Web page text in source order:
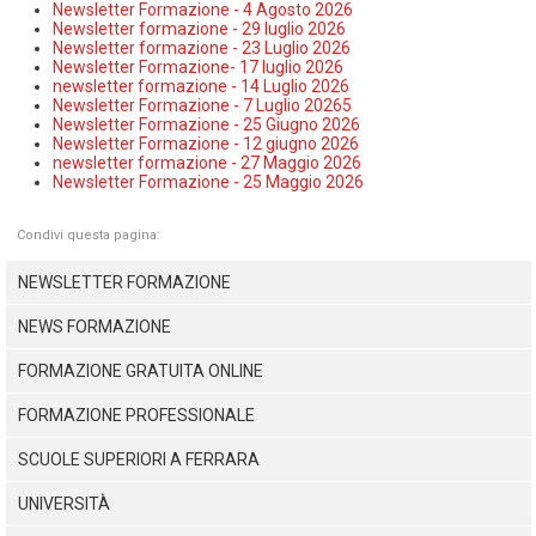
RAPPORTI UTENZA
Coordinamento Provinciale Ferrarese Informagiovani
SOCIALE
Newsletter Formazione - 4 Agosto 2026
Newsletter formazione - 29 luglio 2026
Newsletter formazione - 23 Luglio 2026
Newsletter Formazione- 17 luglio 2026
newsletter formazione - 14 Luglio 2026
Newsletter Formazione - 7 Luglio 20265
Newsletter Formazione - 25 Giugno 2026
Newsletter Formazione - 12 giugno 2026
newsletter formazione - 27 Maggio 2026
Newsletter Formazione - 25 Maggio 2026
Condivi questa pagina:
NEWSLETTER FORMAZIONE
NEWS FORMAZIONE
FORMAZIONE GRATUITA ONLINE
FORMAZIONE PROFESSIONALE
SCUOLE SUPERIORI A FERRARA
UNIVERSITÀ